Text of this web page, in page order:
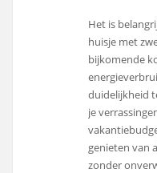
Het is
huisje met
bijkomende
duidelijkheid
je
genieten van
zonder